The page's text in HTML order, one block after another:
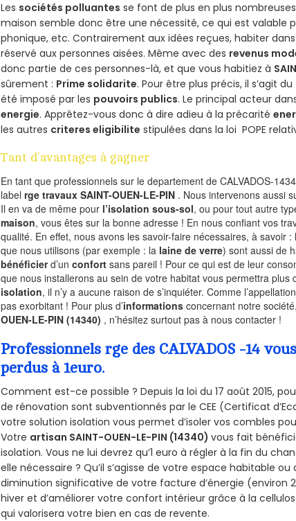
Les sociétés polluantes se font de plus en plus
maison semble donc être une nécessité, ce qui est valable
phonique, etc. Contrairement aux idées reçues, habiter
réservé aux personnes aisées. Même avec des revenus
donc partie de ces personnes-là, et que vous habitiez à
sûrement : Prime solidarite. Pour être plus précis, il s’agit du
été imposé par les pouvoirs publics. Le principal acteur
energie. Apprêtez-vous donc à dire adieu à la précarité
les autres criteres eligibilite stipulées dans la loi POPE
Tant d’avantages à gagner
En tant que professionnels sur le departement de CALVADOS-
labelrge travaux SAINT-OUEN-LE-PIN . Nous intervenons aussi
Il en va de même pour l’isolation sous-sol, ou pour tout autre
maison, vous êtes sur la bonne adresse ! En nous confiant vos
qualité. En effet, nous avons les savoir-faire nécessaires, à savoir
que nous utilisons (par exemple : la laine de verre) sont aussi de
bénéficierd’unconfort sans pareil ! Pour ce qui est de leur
que nous installerons au sein de votre habitat vous permettra plus
isolation, il n’y a aucune raison de s’inquiéter. Comme
pas exorbitant ! Pour plus d’informations concernant notre
OUEN-LE-PIN (14340) , n’hésitez surtout pas à nous contacter !
Professionnels rge des CALVADOS -14
perdus à 1euro.
Comment est-ce possible ? Depuis la loi du 17 août 2015,
de rénovation sont subventionnés par le CEE (Certificat
votre solution isolation vous permet d’isoler vos combles
Votre artisan SAINT-OUEN-LE-PIN (14340)vous fait
isolation. Vous ne lui devrez qu’1 euro à régler à la fin du
elle nécessaire ? Qu’il s’agisse de votre espace habitable
diminution significative de votre facture d’énergie (environ
hiver et d’améliorer votre confort intérieur grâce à la
qui valorisera votre bien en cas de revente.